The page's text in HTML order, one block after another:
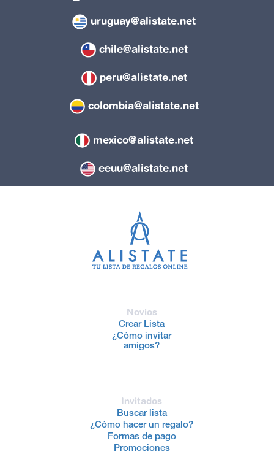
uruguay@alistate.net
chile@alistate.net
peru@alistate.net
colombia@alistate.net
mexico@alistate.net
eeuu@alistate.net
Novios
Crear Lista
¿Cómo invitar
amigos?
Invitados
Buscar lista
¿Cómo hacer un regalo?
Formas de pago
Promociones